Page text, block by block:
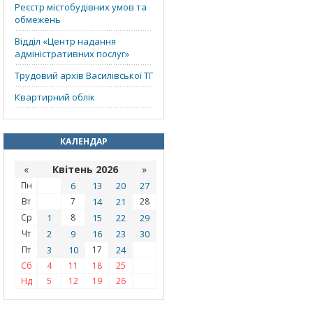
Реєстр містобудівних умов та
обмежень
Відділ «‎Центр надання
адміністративних послуг»
Трудовий архів Василівської ТГ
Квартирний облік
КАЛЕНДАР
« Квітень 2026 »
Пн 6 13 20 27
Вт 7 14 21
28
Ср
1 8 15 22 29
Чт 2 9 16 23 30
Пт 3 10 17 24
Сб 4 11 18
25
Нд
5 12 19 26